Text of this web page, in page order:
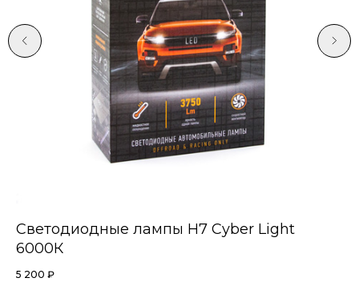
Светодиодные лампы Н7 Cyber Light
6000К
5 200 ₽